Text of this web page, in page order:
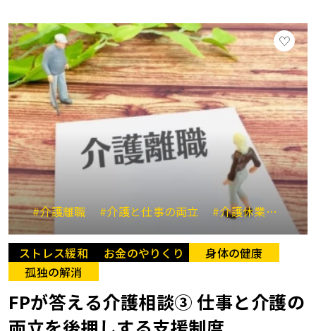
#介護離職 #介護と仕事の両立 #介護休業 #介
ストレス緩和 お金のやりくり
身体の健康
孤独の解消
FPが答える介護相談③ 仕事と介護の